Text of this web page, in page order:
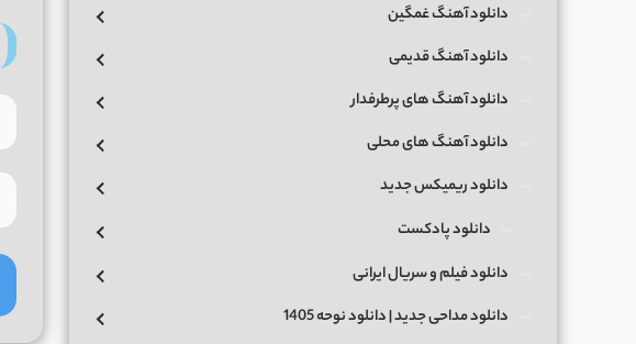
دانلود آهنگ غمگین
دانلود آهنگ قدیمی
دانلود آهنگ های پرطرفدار
دانلود آهنگ های محلی
دانلود ریمیکس جدید
دانلود پادکست
دانلود فیلم و سریال ایرانی
دانلود مداحی جدید | دانلود نوحه 1405